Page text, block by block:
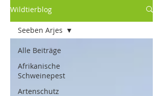
Wildtierblog
Alle Beiträge
Afrikanische
Schweinepest
Artenschutz
Seeben Arjes